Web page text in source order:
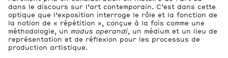
dans le discours sur l’art contemporain. C’est dans cette
optique que l’exposition interroge le rôle et la fonction de
la notion de « répétition », conçue à la fois comme une
méthodologie, un modus operandi, un médium et un lieu de
représentation et de réflexion pour les processus de
production artistique.